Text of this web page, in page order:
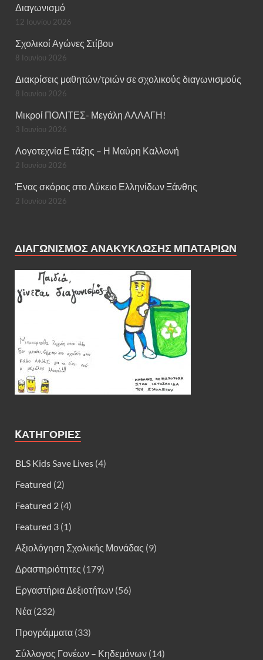
Διαγωνισμό
12 Ιουνίου 2026
Σχολικοί Αγώνες Στίβου
8 Ιουνίου 2026
Διακρίσεις μαθητών/τριών σε σχολικούς διαγωνισμούς
8 Ιουνίου 2026
Μικροί ΠΟΛΙΤΕΣ- Μεγάλη ΑΛΛΑΓΗ!
3 Ιουνίου 2026
Λογοτεχνία Ε τάξης – Η Μαύρη Καλλονή
2 Ιουνίου 2026
Ένας σκόρος στο Λύκειο Ελληνίδων Ξάνθης
2 Ιουνίου 2026
ΔΙΑΓΩΝΙΣΜΌΣ ΑΝΑΚΎΚΛΩΣΗΣ ΜΠΑΤΑΡΙΏΝ
KΑΤΗΓΟΡΊΕΣ
BLS Kids Save Lives (4)
Featured (2)
Featured 2 (4)
Featured 3 (1)
Αξιολόγηση Σχολικής Μονάδας (9)
Δραστηριότητες (179)
Εργαστήρια Δεξιοτήτων (56)
Νέα (232)
Προγράμματα (33)
Σύλλογος Γονέων – Κηδεμόνων (14)